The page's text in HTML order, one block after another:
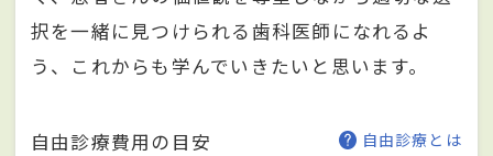
択を一緒に見つけられる歯科医師になれるよ
う、これからも学んでいきたいと思います。
自由診療費用の目安 自由診療とは